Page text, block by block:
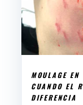
MOULAGE
CUANDO EL
DIFERENCIA